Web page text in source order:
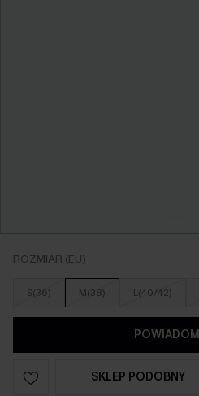
ROZMIAR (EU)
S(36) M(38) L(40/42)
SKLEP PODOBNY